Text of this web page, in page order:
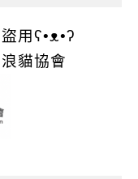
用ʕ•ᴥ•ʔ
貓協會